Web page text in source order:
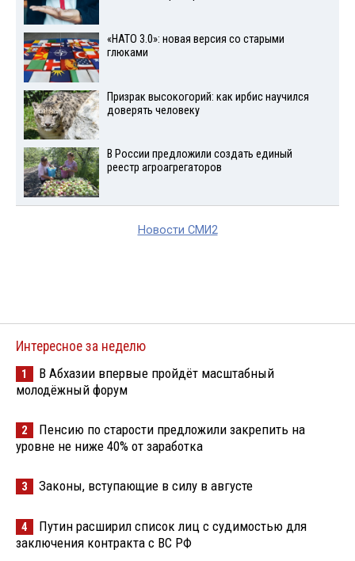
«НАТО 3.0»: новая версия со старыми
глюками
Призрак высокогорий: как ирбис научился
доверять человеку
В России предложили создать единый
реестр агроагрегаторов
Новости СМИ2
Интересное за неделю
1
В Абхазии впервые пройдёт масштабный
молодёжный форум
2
Пенсию по старости предложили закрепить на
уровне не ниже 40% от заработка
3 Законы, вступающие в силу в августе
4
Путин расширил список лиц с судимостью для
заключения контракта с ВС РФ